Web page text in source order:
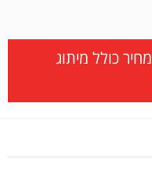
כולל מיתוג